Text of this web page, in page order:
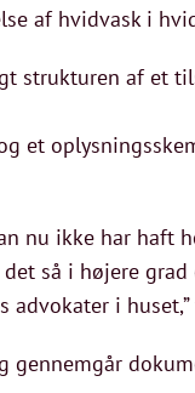
af hvidvask i
strukturen af et
et
nu ikke har haft
så i højere
advokater i
gennemgår